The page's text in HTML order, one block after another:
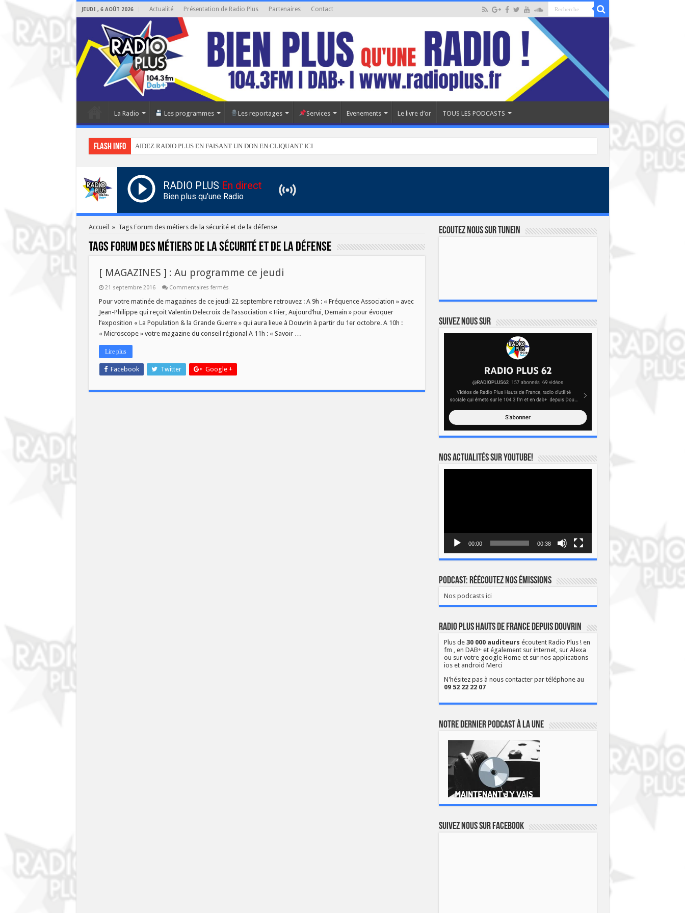
JEUDI , 6 AOÛT 2026 Actualité Présentation de Radio Plus Partenaires Contact
La Radio Les programmes Les reportages Services Evenements Le livre d’or TOUS LES PODCASTS
Flash info AIDEZ RADIO PLUS EN FAISANT UN DON EN CLIQUANT ICI
RADIO PLUS En direct
Bien plus qu'une Radio
Accueil » Tags Forum des métiers de la sécurité et de la défense
Tags Forum des métiers de la sécurité et de la défense
[ MAGAZINES ] : Au programme ce jeudi
21 septembre 2016 Commentaires ferméssur
MAGAZINES
:
Au
programme
ce
Pour votre matinée de magazines de ce jeudi 22 septembre retrouvez : A 9h : « Fréquence Association » avec
Jean-Philippe qui reçoit Valentin Delecroix de l’association « Hier, Aujourd’hui, Demain » pour évoquer
l’exposition « La Population & la Grande Guerre » qui aura lieue à Douvrin à partir du 1er octobre. A 10h :
« Microscope » votre magazine du conseil régional A 11h : « Savoir …
Lire plus
Facebook Twitter Google +
Ecoutez nous sur TuneIn
Suivez nous sur
Nos actualités sur YOUTUBE!
00:00 00:38
Podcast: Réécoutez nos émissions
Nos podcasts ici
Radio Plus Hauts de France depuis Douvrin
Plus de 30 000 auditeurs écoutent Radio Plus ! en
fm , en DAB+ et également sur internet, sur Alexa
ou sur votre google Home et sur nos applications
ios et android Merci
N'hésitez pas à nous contacter par téléphone au
09 52 22 22 07
Notre dernier podcast à la une
Suivez nous sur Facebook